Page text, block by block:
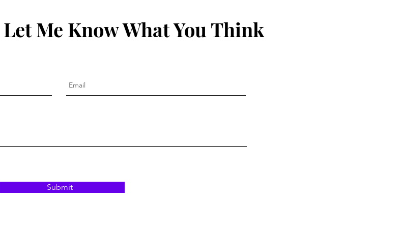
Me Know What You Think
Submit